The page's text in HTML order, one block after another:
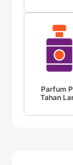
Parfum
Tahan